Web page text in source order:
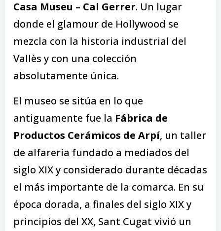
Casa Museu – Cal Gerrer. Un lugar
donde el glamour de Hollywood se
mezcla con la historia industrial del
Vallès y con una colección
absolutamente única.
El museo se sitúa en lo que
antiguamente fue la Fábrica de
Productos Cerámicos de Arpí, un taller
de alfarería fundado a mediados del
siglo XIX y considerado durante décadas
el más importante de la comarca. En su
época dorada, a finales del siglo XIX y
principios del XX, Sant Cugat vivió un